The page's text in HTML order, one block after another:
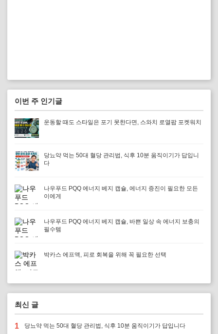
이번 주 인기글
운동할 때도 스타일은 포기 못한다면, 스와치 로열팝 포켓워치
당뇨약 먹는 50대 혈당 관리법, 식후 10분 움직이기가 답입니
다
나우푸드 PQQ 에너지 베지 캡슐, 에너지 증진이 필요한 모든
이에게
나우푸드 PQQ 에너지 베지 캡슐, 바쁜 일상 속 에너지 보충의
필수템
박카스 에프액, 피로 회복을 위해 꼭 필요한 선택
최신 글
1 당뇨약 먹는 50대 혈당 관리법, 식후 10분 움직이기가 답입니다